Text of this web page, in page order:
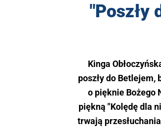
"Poszły
Kinga
poszły do Betlejem,
o pięknie Bożego
piękną "Kolędę dla
trwają